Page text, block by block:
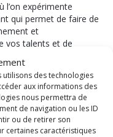
utilisons des technologies
aux informations des
nous permettra de
de navigation ou les ID
ou de retirer son
certaines caractéristiques
l’on expérimente
qui permet de faire de
et
vos talents et de
mardis pour